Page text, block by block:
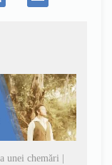
unei chemări |